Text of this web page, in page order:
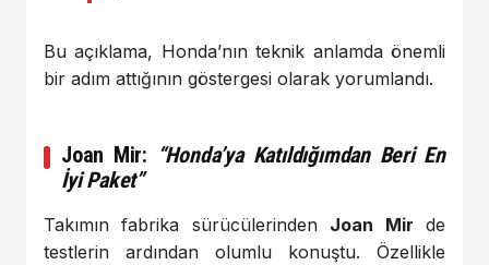
Bu açıklama, Honda’nın teknik anlamda önemli
bir adım attığının göstergesi olarak yorumlandı.
Joan Mir: “Honda’ya Katıldığımdan Beri En
İyi Paket”
Takımın fabrika sürücülerinden Joan Mir de
testlerin ardından olumlu konuştu. Özellikle